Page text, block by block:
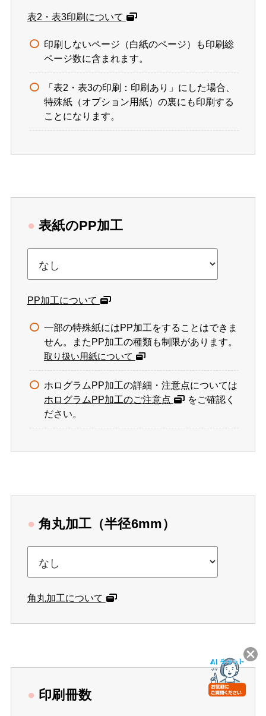
表2・表3印刷について
印刷しないページ（白紙のページ）も印刷総
ページ数に含まれます。
「表2・表3の印刷：印刷あり」にした場合、
特殊紙（オプション用紙）の裏にも印刷する
ことになります。
● 表紙のPP加工
PP加工について
一部の特殊紙にはPP加工をすることはできま
せん。またPP加工の種類も制限があります。
取り扱い用紙について
ホログラムPP加工の詳細・注意点については
ホログラムPP加工のご注意点
をご確認く
ださい。
● 角丸加工（半径6mm）
角丸加工について
● 印刷冊数